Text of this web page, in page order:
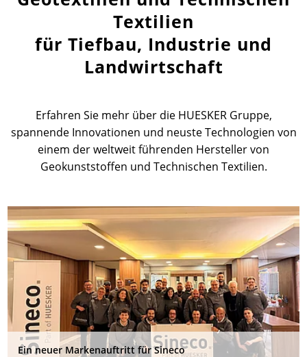
Ansprechpartner weltweitTextilien
für Tiefbau, Industrie und
Landwirtschaft
Erfahren Sie mehr über die HUESKER Gruppe,
spannende Innovationen und neuste Technologien von
einem der weltweit führenden Hersteller von
Geokunststoffen und Technischen Textilien.
Ein neuer Markenauftritt für Sineco